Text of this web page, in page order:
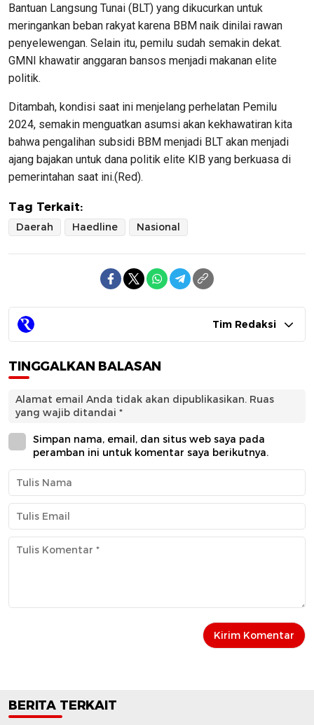
Bantuan Langsung Tunai (BLT) yang dikucurkan untuk
meringankan beban rakyat karena BBM naik dinilai rawan
penyelewengan. Selain itu, pemilu sudah semakin dekat.
GMNI khawatir anggaran bansos menjadi makanan elite
politik.
Ditambah, kondisi saat ini menjelang perhelatan Pemilu
2024, semakin menguatkan asumsi akan kekhawatiran kita
bahwa pengalihan subsidi BBM menjadi BLT akan menjadi
ajang bajakan untuk dana politik elite KIB yang berkuasa di
pemerintahan saat ini.(Red).
Tag Terkait:
Daerah Haedline Nasional
Tim Redaksi
TINGGALKAN BALASAN
Alamat email Anda tidak akan dipublikasikan. Ruas
yang wajib ditandai *
Simpan nama, email, dan situs web saya pada
peramban ini untuk komentar saya berikutnya.
BERITA TERKAIT